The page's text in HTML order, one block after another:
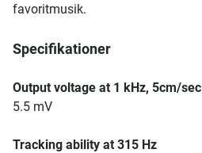
favoritmusik.
Specifikationer
Output voltage at 1 kHz, 5cm/sec
5.5 mV
Tracking ability at 315 Hz